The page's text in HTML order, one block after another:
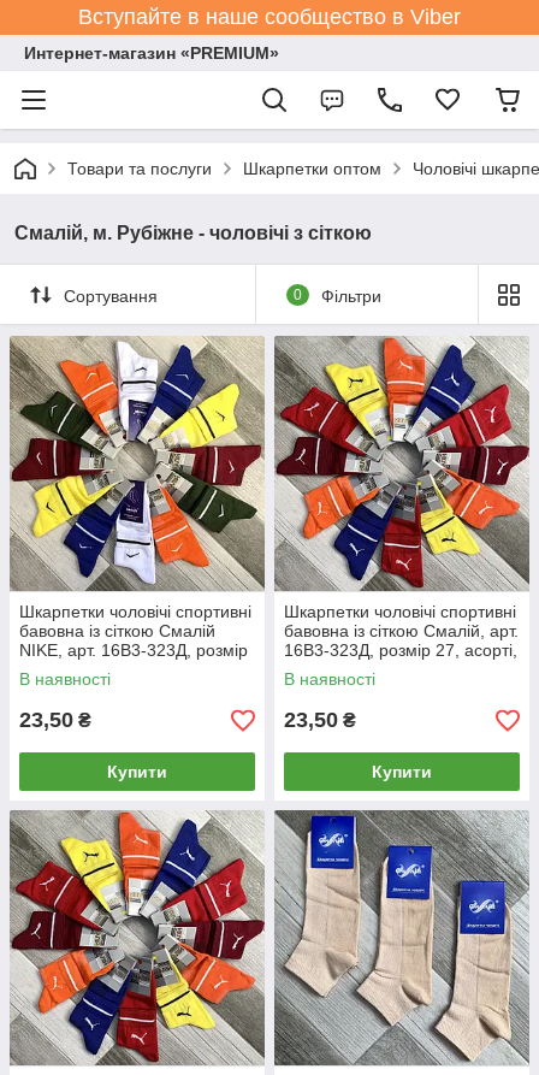
Вступайте в наше сообщество в Viber
Интернет-магазин «PREMIUM»
Товари та послуги Шкарпетки оптом Чоловічі
Смалій, м. Рубіжне - чоловічі з сіткою
Сортування 0 Фільтри
Шкарпетки чоловічі спортивні
бавовна із сіткою Смалій
NIKE, арт. 16В3-323Д, розмір
29, асорті, 04910
В наявності
23,50 ₴
Купити
Шкарпетки чоловічі спортивні
бавовна із сіткою Смалій, арт.
16В3-323Д, розмір 27, асорті,
04942
В наявності
23,50 ₴
Купити